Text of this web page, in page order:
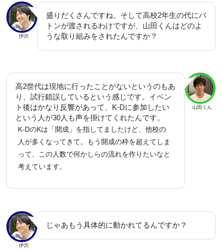
伊沢
盛りだくさんですね。そして高校2年生の代にバ
トンが渡されるわけですが、山田くんはどのよ
うな取り組みをされたんですか？
山田くん
高2世代は現地に行ったことがないというのもあ
り、試行錯誤しているという感じです。イベン
ト後はかなり反響があって、K-Dに参加したい
という人が30人も声を掛けてくれたんです。
K-DのKは「開成」を指してましたけど、他校の
人が多くなってきて。もう開成の枠を超えてしま
って、この人数で何かしらの流れを作りたいなと
考えています。
伊沢
じゃあもう具体的に動かれてるんですか？